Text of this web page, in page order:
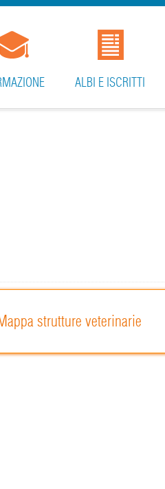
ALBI E ISCRITTI
strutture veterinarie